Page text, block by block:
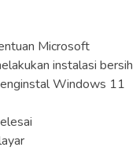
Microsoft
instalasi bersih
Windows 11